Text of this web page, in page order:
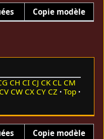
Copie modèle
CH CI CJ CK CL CM
CV CW CX CY CZ
Top
Copie modèle